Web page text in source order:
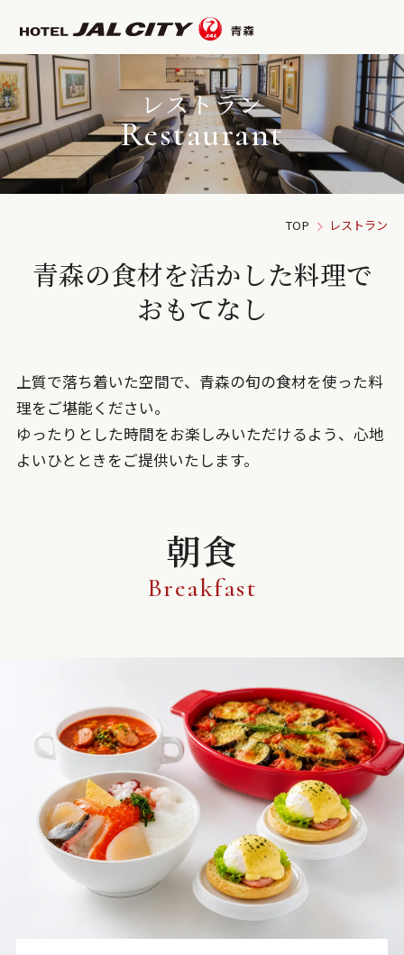
レストラン
Restaurant
TOP レストラン
青森の食材を活かした料理で
おもてなし
上質で落ち着いた空間で、青森の旬の食材を使った料
理をご堪能ください。
ゆったりとした時間をお楽しみいただけるよう、心地
よいひとときをご提供いたします。
朝食
Breakfast